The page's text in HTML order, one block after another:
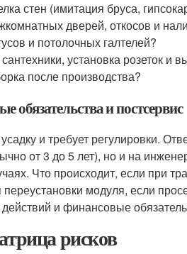
стен (имитация бруса,
дверей, откосов и
и потолочных галтелей?
установка розеток и
после производства?
обязательства и постсервис
и требует регулировки.
от 3 до 5 лет), но и на
Что происходит, если при
переустановки модуля, если
действий и финансовые
рисков